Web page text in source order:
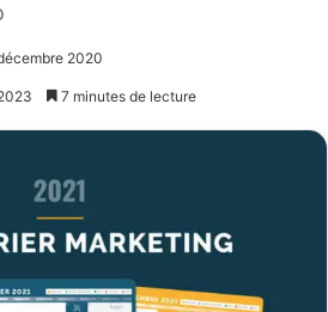
2020
7 minutes de lecture